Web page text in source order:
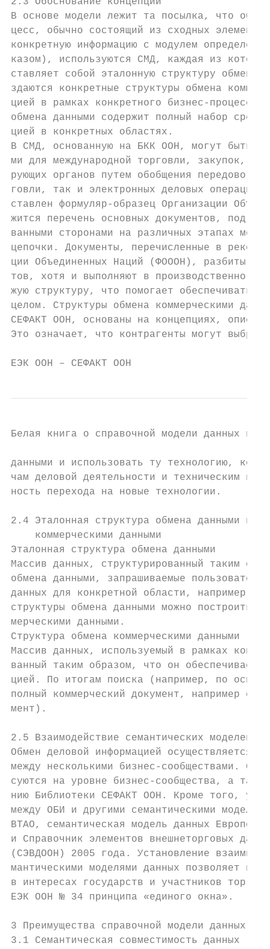
В основе модели лежит та посылка, что
цесс, обычно состоящий из сходных
конкретную информацию с модулем
казом), используются СМД, каждая из
ставляет собой эталонную структуру
здаются конкретные структуры обмена
цией в рамках конкретного бизнес-
обмена данными содержит полный набор
цией в конкретных областях.
В СМД, основанную на БКК ООН, могут быть
ми для международной торговли, закупок,
рующих органов путем обобщения передового
говли, так и электронных деловых
ставлен формуляр-образец Организации
жится перечень основных документов,
ванными сторонами на различных этапах
цепочки. Документы, перечисленные в
ции Объединенных Наций (ФОООН), разбиты
тов, хотя и выполняют в производственно-
жую структуру, что помогает обеспечивать
целом. Структуры обмена коммерческими
СЕФАКТ ООН, основаны на концепциях,
Это означает, что контрагенты могут
ЕЭК ООН – СЕФАКТ ООН
Белая книга о справочной модели данных в1
данными и использовать ту технологию,
чам деловой деятельности и техническим
ность перехода на новые технологии.
2.4 Эталонная структура обмена данными и
    коммерческими данными
Эталонная структура обмена данными
Массив данных, структурированный таким
обмена данными, запрашиваемые
данных для конкретной области, например
структуры обмена данными можно построить
мерческими данными.
Структура обмена коммерческими данными
Массив данных, используемый в рамках
ванный таким образом, что он обеспечивает
цией. По итогам поиска (например, по
полный коммерческий документ, например
мент).
2.5 Взаимодействие семантических моделей
Обмен деловой информацией осуществляется
между несколькими бизнес-сообществами.
суются на уровне бизнес-сообщества, а
нию Библиотеки СЕФАКТ ООН. Кроме того,
между ОБИ и другими семантическими
ВТАО, семантическая модель данных
и Справочник элементов внешнеторговых
(СЭВДООН) 2005 года. Установление
мантическими моделями данных позволяет
в интересах государств и участников
ЕЭК ООН № 34 принципа «единого окна».
3 Преимущества справочной модели данных
3.1 Семантическая совместимость данных